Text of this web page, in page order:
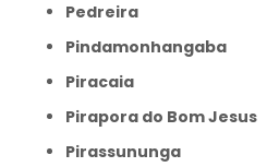
Pedreira
Pindamonhangaba
Piracaia
Pirapora do Bom Jesus
Pirassununga